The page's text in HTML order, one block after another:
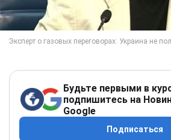
Будьте первыми в
подпишитесь на
Google
Подписаться